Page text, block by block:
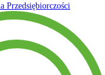
Przedsiębiorczości